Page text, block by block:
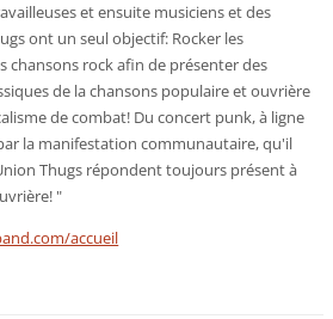
et ensuite musiciens et des
ont un seul objectif: Rocker les
chansons rock afin de présenter des
de la chansons populaire et ouvrière
de combat! Du concert punk, à ligne
la manifestation communautaire, qu'il
Thugs répondent toujours présent à
"
accueil